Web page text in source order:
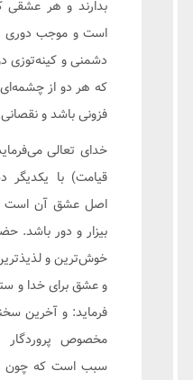
بدارند و هر عشقی
است و موجب دوری
دشمنی و کینه‌توزی
که هر دو از چشمه‌ای
فزونی باشد و نقصانی
خدای تعالی
قیامت) با یکدیگر
اصل عشق آن است
بیزار و دور باشد.
خوش‌ترین و
و عشق برای خدا و
فرماید: و آخرین
مخصوص پروردگار
سبب است که چون